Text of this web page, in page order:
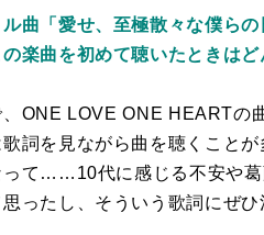
曲「愛せ、至極散々な僕らの
楽曲を初めて聴いたときは
ONE LOVE ONE HEARTの
詞を見ながら曲を聴くこと
て……10代に感じる不安や
ったし、そういう歌詞にぜひ